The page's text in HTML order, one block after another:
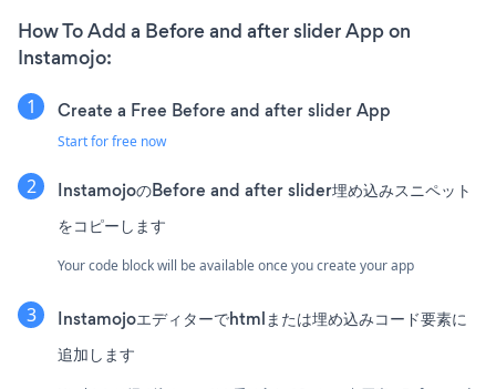
How To Add a Before and after slider App on
Instamojo:
Create a Free Before and after slider App
Start for free now
InstamojoのBefore and after slider埋め込みスニペット
をコピーします
Your code block will be available once you create your app
Instamojoエディターでhtmlまたは埋め込みコード要素に
追加します